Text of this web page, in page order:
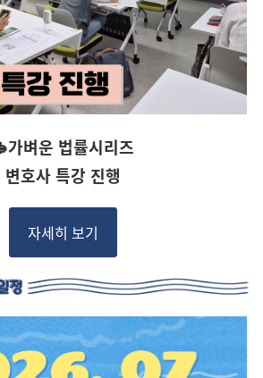
가벼운 법률시리즈
변호사 특강 진행
자세히 보기